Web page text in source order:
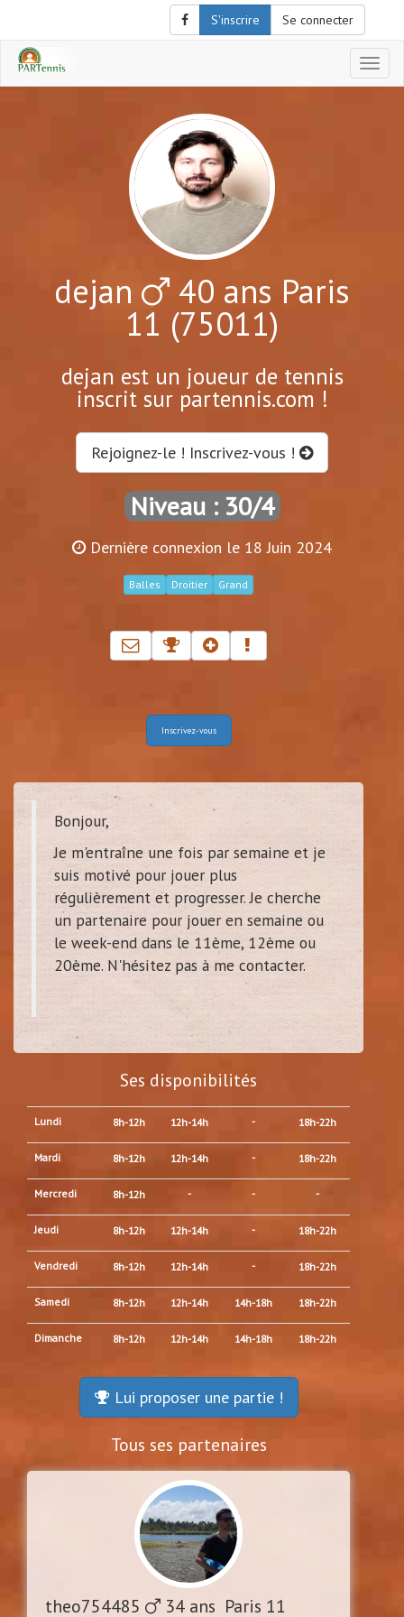
S'inscrire Se connecter
le
dejan 40 ans Paris
11 (75011)
dejan est un joueur de tennis
inscrit sur partennis.com !
Rejoignez-le ! Inscrivez-vous !
Niveau : 30/4
Dernière connexion le 18 Juin 2024
Balles Droitier Grand
Inscrivez-vous
Bonjour,
Je m'entraîne une fois par semaine et je
suis motivé pour jouer plus
régulièrement et progresser. Je cherche
un partenaire pour jouer en semaine ou
le week-end dans le 11ème, 12ème ou
20ème. N'hésitez pas à me contacter.
Ses disponibilités
Lundi 8h-12h 12h-14h - 18h-22h
Mardi 8h-12h 12h-14h - 18h-22h
Mercredi 8h-12h - - -
Jeudi 8h-12h 12h-14h - 18h-22h
Vendredi 8h-12h 12h-14h - 18h-22h
Samedi 8h-12h 12h-14h 14h-18h 18h-22h
Dimanche 8h-12h 12h-14h 14h-18h 18h-22h
Lui proposer une partie !
Tous ses partenaires
theo754485 34 ans Paris 11